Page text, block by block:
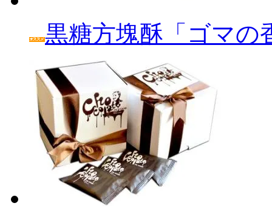
黒糖方塊酥「ゴマの